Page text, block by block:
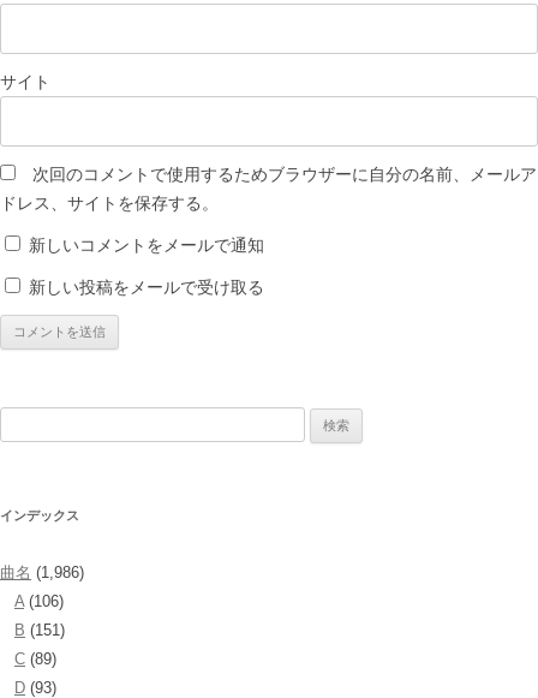
サイト
次回のコメントで使用するためブラウザーに自分の名前、メールア
ドレス、サイトを保存する。
新しいコメントをメールで通知
新しい投稿をメールで受け取る
インデックス
曲名 (1,986)
A(106)
B (151)
C (89)
D (93)